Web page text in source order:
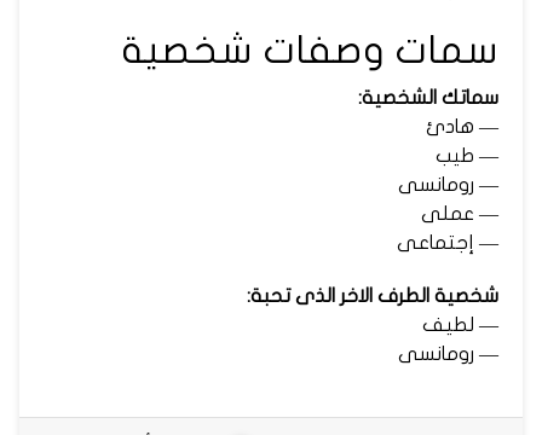
سمات وصفات شخصية
سماتك الشخصية:
— هادئ
— طيب
— رومانسى
— عملى
— إجتماعى
شخصية الطرف الاخر الذى تحبة:
— لطيف
— رومانسى